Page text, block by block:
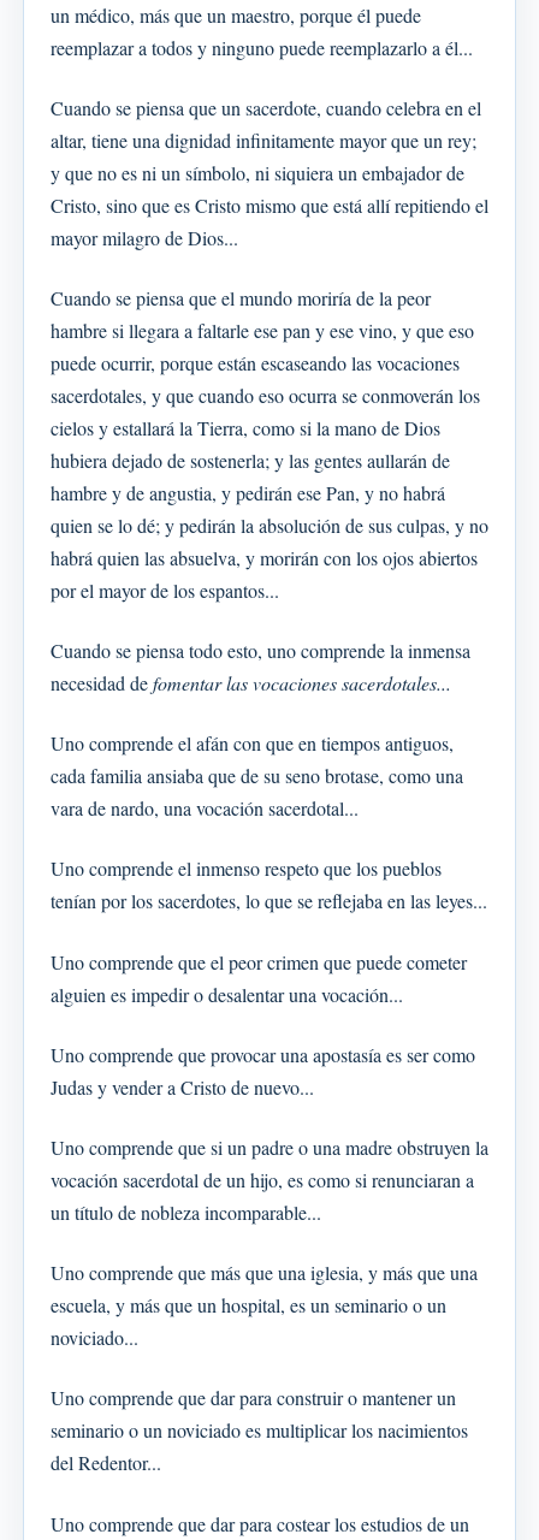
un médico, más que un maestro, porque él puede
reemplazar a todos y ninguno puede reemplazarlo a él...
Cuando se piensa que un sacerdote, cuando celebra en el
altar, tiene una dignidad infinitamente mayor que un rey;
y que no es ni un símbolo, ni siquiera un embajador de
Cristo, sino que es Cristo mismo que está allí repitiendo el
mayor milagro de Dios...
Cuando se piensa que el mundo moriría de la peor
hambre si llegara a faltarle ese pan y ese vino, y que eso
puede ocurrir, porque están escaseando las vocaciones
sacerdotales, y que cuando eso ocurra se conmoverán los
cielos y estallará la Tierra, como si la mano de Dios
hubiera dejado de sostenerla; y las gentes aullarán de
hambre y de angustia, y pedirán ese Pan, y no habrá
quien se lo dé; y pedirán la absolución de sus culpas, y no
habrá quien las absuelva, y morirán con los ojos abiertos
por el mayor de los espantos...
Cuando se piensa todo esto, uno comprende la inmensa
necesidad defomentar las vocaciones sacerdotales...
Uno comprende el afán con que en tiempos antiguos,
cada familia ansiaba que de su seno brotase, como una
vara de nardo, una vocación sacerdotal...
Uno comprende el inmenso respeto que los pueblos
tenían por los sacerdotes, lo que se reflejaba en las leyes...
Uno comprende que el peor crimen que puede cometer
alguien es impedir o desalentar una vocación...
Uno comprende que provocar una apostasía es ser como
Judas y vender a Cristo de nuevo...
Uno comprende que si un padre o una madre obstruyen la
vocación sacerdotal de un hijo, es como si renunciaran a
un título de nobleza incomparable...
Uno comprende que más que una iglesia, y más que una
escuela, y más que un hospital, es un seminario o un
noviciado...
Uno comprende que dar para construir o mantener un
seminario o un noviciado es multiplicar los nacimientos
del Redentor...
Uno comprende que dar para costear los estudios de un